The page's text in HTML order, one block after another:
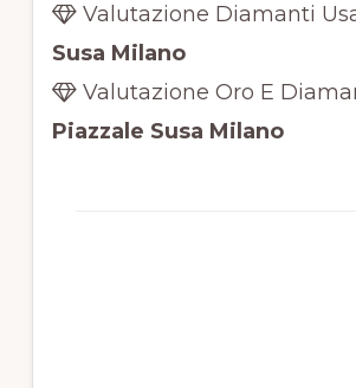
Valutazione Diamanti
Susa Milano
Valutazione Oro E
Piazzale Susa Milano